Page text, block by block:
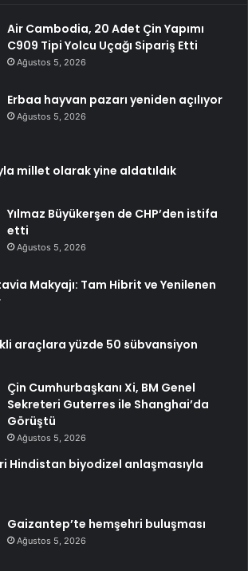
Air Cambodia, 20 Adet Çin Yapımı
C909 Tipi Yolcu Uçağı Sipariş Etti
Ağustos 5, 2026
Erbaa hayvan pazarı yeniden açılıyor
Ağustos 5, 2026
millet olarak yine aldatıldık
Yılmaz Büyükerşen de CHP’den istifa
etti
Ağustos 5, 2026
Makyajı: Tam Hibrit ve Yenilenen
araçlara yüzde 50 sübvansiyon
Çin Cumhurbaşkanı Xi, BM Genel
Sekreteri Guterres ile Shanghai’da
Görüştü
Ağustos 5, 2026
Hindistan biyodizel anlaşmasıyla
Gaizantep’te hemşehri buluşması
Ağustos 5, 2026